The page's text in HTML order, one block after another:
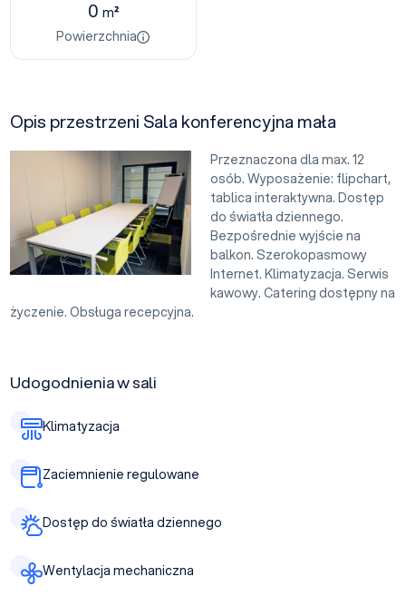
0 m²
Powierzchnia
Opis przestrzeni Sala konferencyjna mała
Przeznaczona dla max. 12
osób. Wyposażenie: flipchart,
tablica interaktywna. Dostęp
do światła dziennego.
Bezpośrednie wyjście na
balkon. Szerokopasmowy
Internet. Klimatyzacja. Serwis
kawowy. Catering dostępny na
życzenie. Obsługa recepcyjna.
Udogodnienia w sali
Klimatyzacja
Zaciemnienie regulowane
Dostęp do światła dziennego
Wentylacja mechaniczna